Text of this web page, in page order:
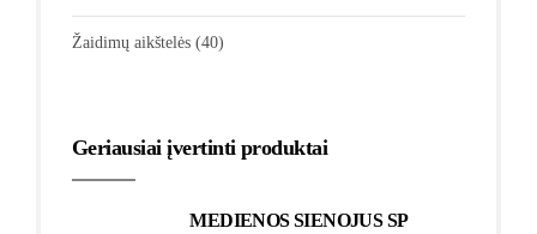
Žaidimų aikštelės (40)
Geriausiai įvertinti produktai
MEDIENOS SIENOJUS SP